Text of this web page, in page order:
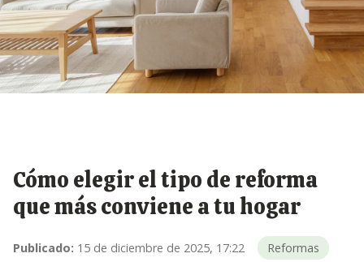
Cómo elegir el tipo de reforma
que más conviene a tu hogar
Publicado: 15 de diciembre de 2025, 17:22 Reformas